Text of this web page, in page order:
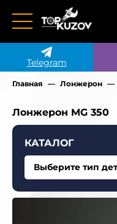
Telegram
Главная Лонжерон
Лонжерон MG 350
КАТАЛОГ
Выберите тип